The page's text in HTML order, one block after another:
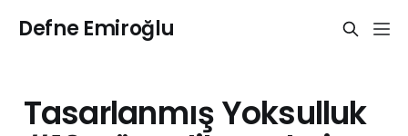
Defne Emiroğlu
Tasarlanmış Yoksulluk